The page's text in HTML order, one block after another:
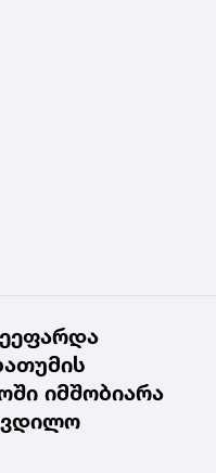
იმშობიარა